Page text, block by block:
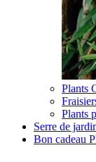
Plants
Plants
Serre de
Bon cadeau